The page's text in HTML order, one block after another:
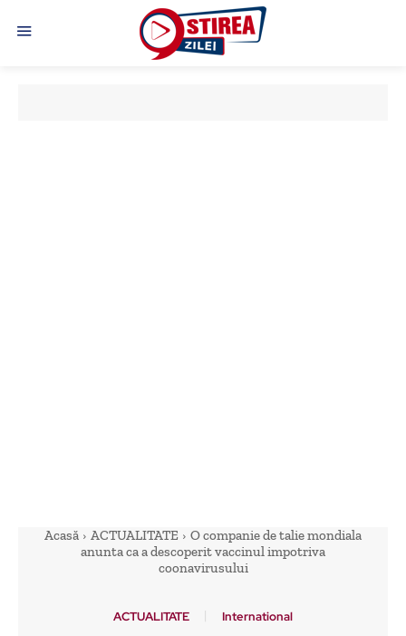
Acasă ACTUALITATE
O companie de talie mondiala
anunta ca a descoperit vaccinul impotriva
coonavirusului
ACTUALITATE International